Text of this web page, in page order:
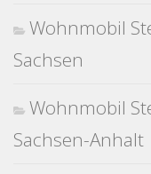
Wohnmobil
Sachsen
Wohnmobil
Sachsen-Anhalt